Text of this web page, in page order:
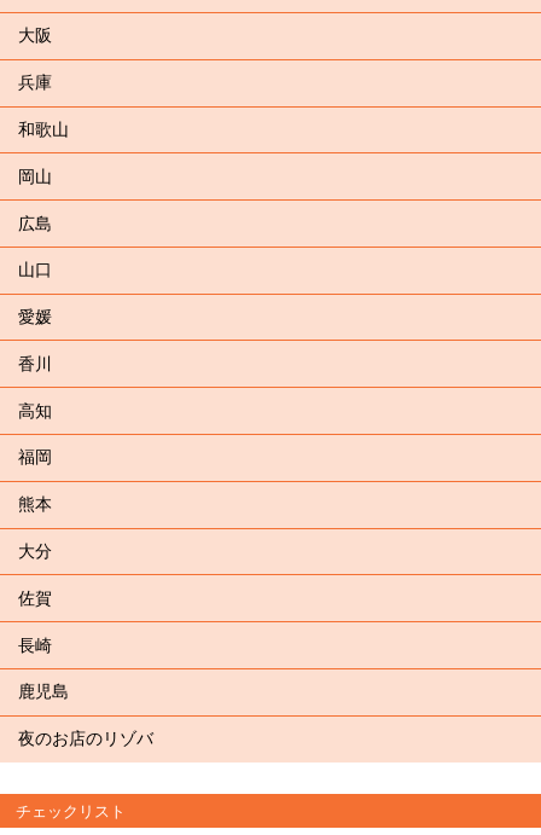
大阪
兵庫
和歌山
岡山
広島
山口
愛媛
香川
高知
福岡
熊本
大分
佐賀
長崎
鹿児島
夜のお店のリゾバ
チェックリスト